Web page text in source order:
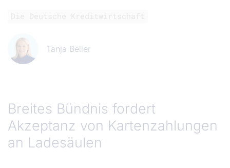
Tanja Beller
Breites Bündnis fordert
Akzeptanz von Kartenzahlungen
an Ladesäulen